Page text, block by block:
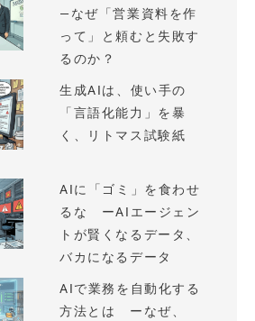
—なぜ「営業資料を作
って」と頼むと失敗す
るのか？
生成AIは、使い手の
「言語化能力」を暴
く、リトマス試験紙
AIに「ゴミ」を食わせ
るな ーAIエージェン
トが賢くなるデータ、
バカになるデータ
AIで業務を自動化する
方法とは ーなぜ、